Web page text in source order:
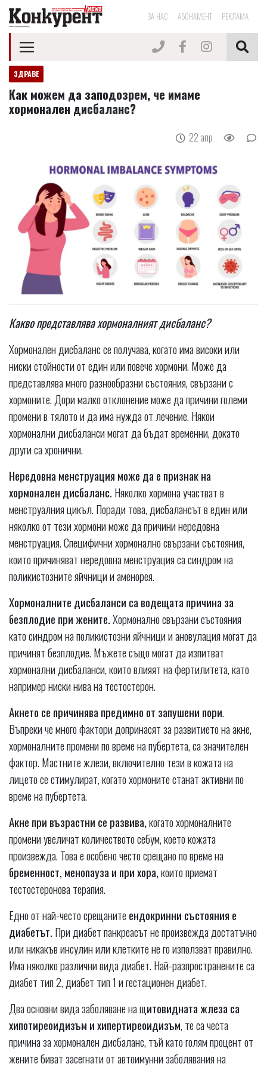
ЗА НАС АБОНАМЕНТ РЕКЛАМА
ЗДРАВЕ
Как можем да заподозрем, че имаме
хормонален дисбаланс?
22 апр
Какво представлява хормоналният дисбаланс?
Хормонален дисбаланс се получава, когато има високи или
ниски стойности от един или повече хормони. Може да
представлява много разнообразни състояния, свързани с
хормоните. Дори малко отклонение може да причини големи
промени в тялото и да има нужда от лечение. Някои
хормонални дисбаланси могат да бъдат временни, докато
други са хронични.
Нередовна менструация може да е признак на
хормонален дисбаланс. Няколко хормона участват в
менструалния цикъл. Поради това, дисбалансът в един или
няколко от тези хормони може да причини нередовна
менструация. Специфични хормонално свързани състояния,
които причиняват нередовна менструация са синдром на
поликистозните яйчници и аменорея.
Хормоналните дисбаланси са водещата причина за
безплодие при жените.Хормонално свързани състояния
като синдром на поликистозни яйчници и ановулация могат да
причинят безплодие. Мъжете също могат да изпитват
хормонални дисбаланси, които влияят на фертилитета, като
например ниски нива на тестостерон.
Акнето се причинява предимно от запушени пори.
Въпреки че много фактори допринасят за развитието на акне,
хормоналните промени по време на пубертета, са значителен
фактор. Мастните жлези, включително тези в кожата на
лицето се стимулират, когато хормоните станат активни по
време на пубертета.
Акне при възрастни се развива,когато хормоналните
промени увеличат количеството себум, което кожата
произвежда. Това е особено често срещано по време на
бременност, менопауза и при хора,които приемат
тестостеронова терапия.
Едно от най-често срещанитеендокринни състояния е
диабетът. При диабет панкреасът не произвежда достатъчно
или никакъв инсулин или клетките не го използват правилно.
Има няколко различни вида диабет. Най-разпространените са
диабет тип 2, диабет тип 1 и гестационен диабет.
Два основни вида заболяване на щитовидната жлеза са
хипотиреоидизъм и хипертиреоидизъм, те са честа
причина за хормонален дисбаланс, тъй като голям процент от
жените биват засегнати от автоимунни заболявания на